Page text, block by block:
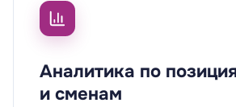
Аналитика по
и сменам